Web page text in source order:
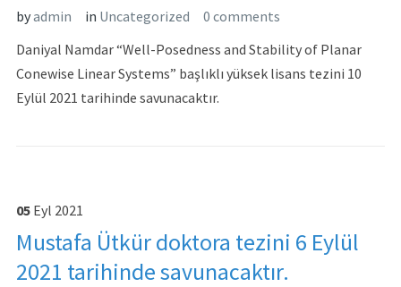
byadmin in Uncategorized
0 comments
Daniyal Namdar “Well-Posedness and Stability of Planar
Conewise Linear Systems” başlıklı yüksek lisans tezini 10
Eylül 2021 tarihinde savunacaktır.
05 Eyl 2021
Mustafa Ütkür doktora tezini 6 Eylül
2021 tarihinde savunacaktır.